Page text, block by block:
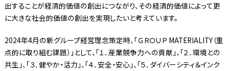
出することが経済的価値の創出につながり、その経済的価値によって更
に大きな社会的価値の創出を実現したいと考えています。
2024年4月の新グループ経営理念策定時、「ＧＲＯＵＰ MATERIALITY（重
点的に取り組む課題）」として、「１．産業競争力への貢献」、「２．環境との
共生」、「３．健やか・活力」、「４．安全・安心」、「５．ダイバーシティ＆インク